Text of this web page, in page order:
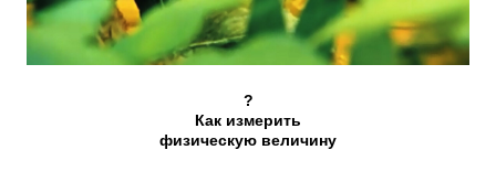
?
Как измерить
физическую величину